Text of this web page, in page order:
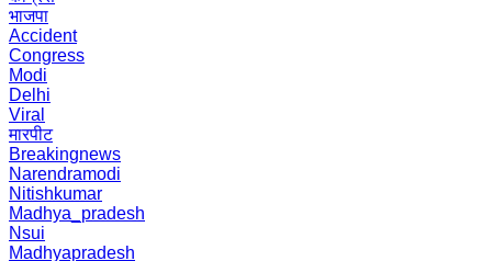
भाजपा
Accident
Congress
Modi
Delhi
Viral
मारपीट
Breakingnews
Narendramodi
Nitishkumar
Madhya_pradesh
Nsui
Madhyapradesh